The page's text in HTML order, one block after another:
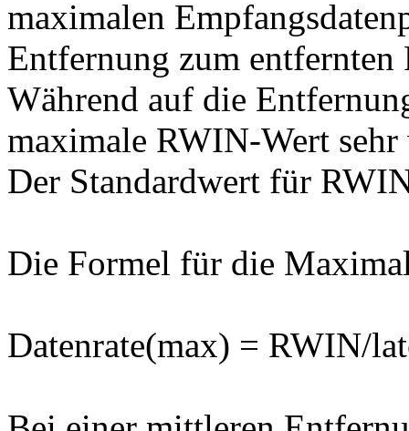
maximalen
Entfernung zum
Während auf die
maximale RWIN-Wert
Der Standardwert für
Die Formel für die
Datenrate(max) = RWIN/